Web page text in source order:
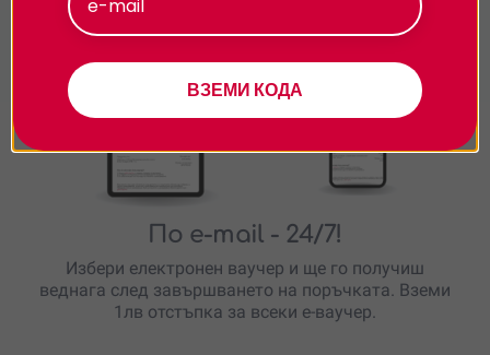
По e-mail - 24/7!
Избери електронен ваучер и ще го получиш
веднага след завършването на поръчката. Вземи
1лв отстъпка за всеки е-ваучер.
ВЗЕМИ КОДА